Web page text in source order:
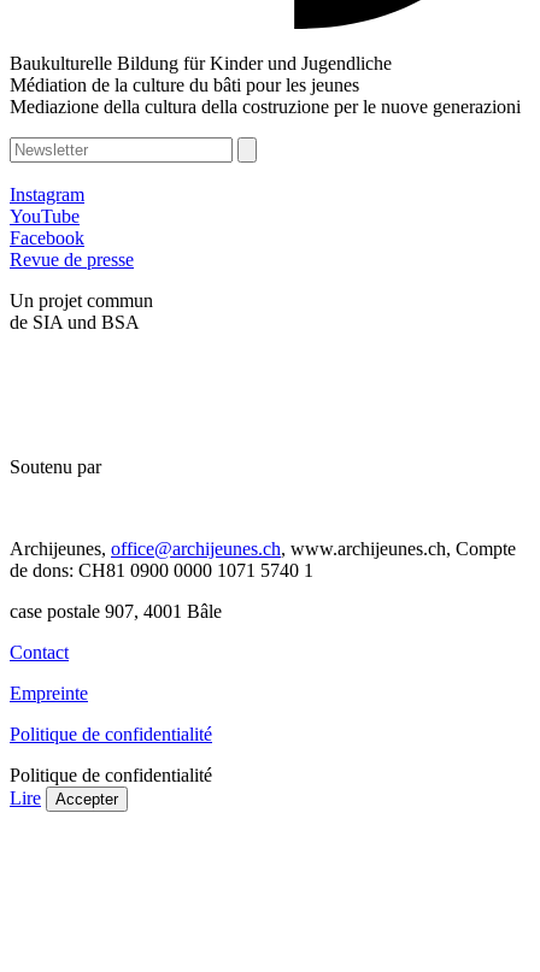
Baukulturelle Bildung für Kinder und Jugendliche
Médiation de la culture du bâti pour les jeunes
Mediazione della cultura della costruzione per le nuove generazioni
Instagram
YouTube
Facebook
Revue de presse
Un projet commun
de SIA und BSA
Soutenu par
Archijeunes, office@archijeunes.ch, www.archijeunes.ch, Compte
de dons: CH81 0900 0000 1071 5740 1
case postale 907, 4001 Bâle
Contact
Empreinte
Politique de confidentialité
Politique de confidentialité
Lire
Accepter